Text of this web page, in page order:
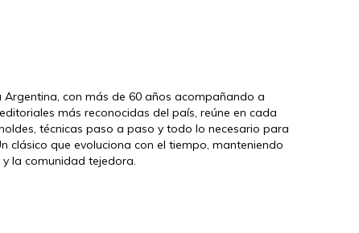
con más de 60 años acompañando a
más reconocidas del país, reúne en cada
técnicas paso a paso y todo lo necesario para
clásico que evoluciona con el tiempo, manteniendo
la comunidad tejedora.